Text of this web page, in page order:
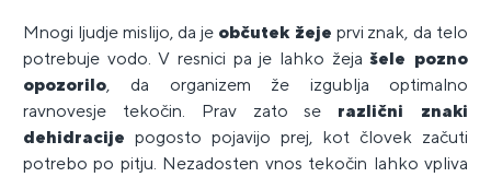
Mnogi ljudje mislijo, da je občutek žeje prvi znak, da telo
potrebuje vodo. V resnici pa je lahko žejašele pozno
opozorilo, da organizem že izgublja optimalno
ravnovesje tekočin. Prav zato se različni znaki
dehidracije pogosto pojavijo prej, kot človek začuti
potrebo po pitju. Nezadosten vnos tekočin lahko vpliva